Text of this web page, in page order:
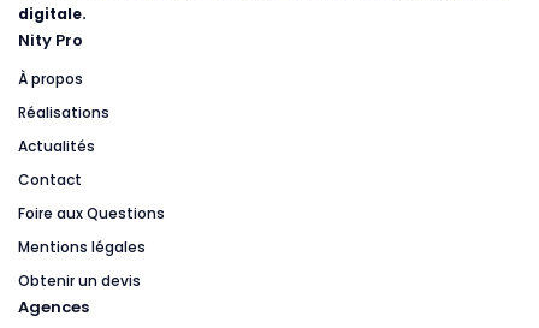
digitale.
Nity Pro
À propos
Réalisations
Actualités
Contact
Foire aux Questions
Mentions légales
Obtenir un devis
Agences